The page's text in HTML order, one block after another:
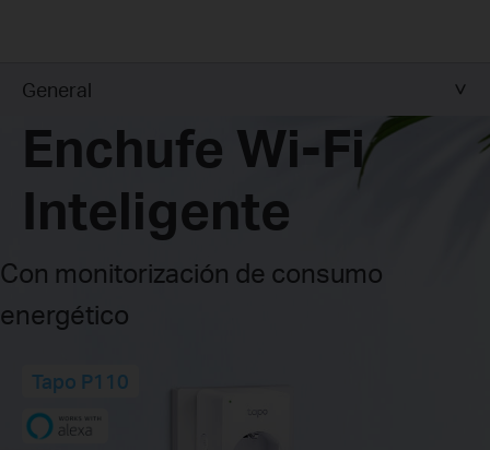
General
Enchufe Wi-Fi
Inteligente
Con monitorización de consumo
energético
Tapo P110